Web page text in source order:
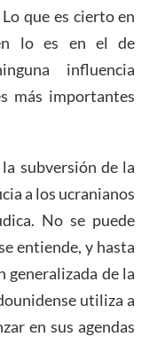
que es cierto en
lo es en el de
influencia
más importantes
subversión de la
a los ucranianos
No se puede
entiende, y hasta
generalizada de la
utiliza a
en sus agendas